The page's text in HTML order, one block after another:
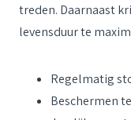
treden. Daarnaast
levensduur te
Regelmatig
Beschermen